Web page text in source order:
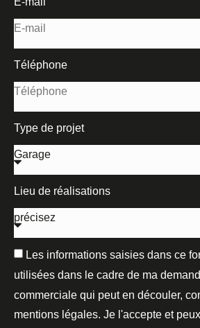
Téléphone
Type de projet
Lieu de réalisations
Les informations saisies dans ce
utilisées dans le cadre de ma
commerciale qui peut en découler,
mentions légales. Je l'accepte et